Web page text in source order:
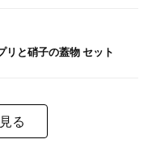
リと硝子の蓋物 セット
る